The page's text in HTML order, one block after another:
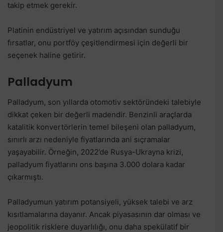
takip etmek gerekir.
Platinin endüstriyel ve yatırım açısından sunduğu
fırsatlar, onu portföy çeşitlendirmesi için değerli bir
seçenek haline getirir.
Palladyum
Palladyum, son yıllarda otomotiv sektöründeki talebiyle
dikkat çeken bir değerli madendir. Benzinli araçlarda
katalitik konvertörlerin temel bileşeni olan palladyum,
sınırlı arzı nedeniyle fiyatlarında ani sıçramalar
yaşayabilir. Örneğin, 2022’de Rusya-Ukrayna krizi,
palladyum fiyatlarını ons başına 3.000 dolara kadar
çıkarmıştı.
Palladyumun yatırım potansiyeli, yüksek talebi ve arz
kısıtlamalarına dayanır. Ancak piyasasının dar olması ve
jeopolitik risklere duyarlılığı, onu daha spekülatif bir